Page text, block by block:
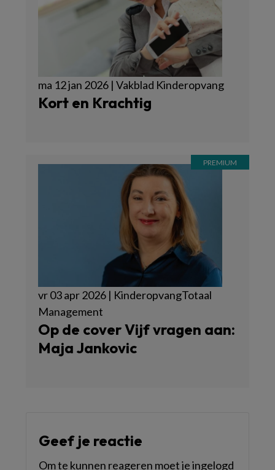
ma 12 jan 2026 | Vakblad Kinderopvang
Kort en Krachtig
vr 03 apr 2026 | KinderopvangTotaal
Management
Op de cover Vijf vragen aan:
Maja Jankovic
Geef je reactie
Om te kunnen reageren moet je ingelogd